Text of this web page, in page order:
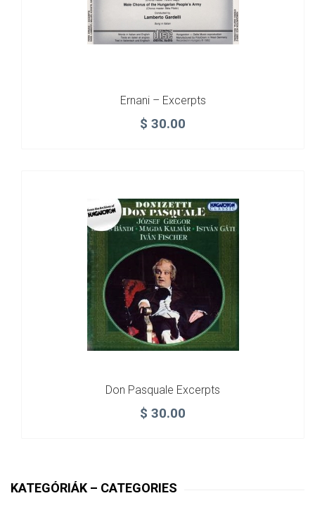
Ernani – Excerpts
$ 30.00
Don Pasquale Excerpts
$ 30.00
KATEGÓRIÁK – CATEGORIES